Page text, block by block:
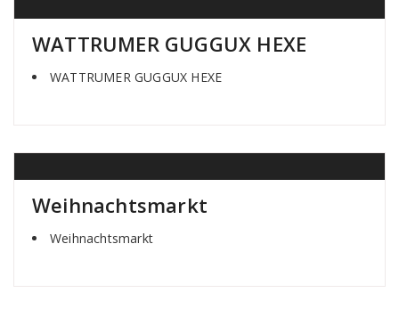
WATTRUMER GUGGUX HEXE
WATTRUMER GUGGUX HEXE
Weihnachtsmarkt
Weihnachtsmarkt